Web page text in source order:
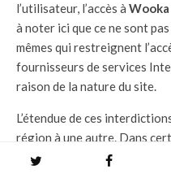
l’utilisateur, l’accès à Wooka
à noter ici que ce ne sont
mêmes qui restreignent
fournisseurs de services
raison de la nature du site.
L’étendue de ces
région à une autre. Dans
possible que les autorités